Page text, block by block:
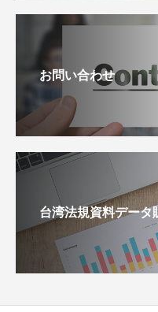
お問い合わせ
台湾法規資料データ